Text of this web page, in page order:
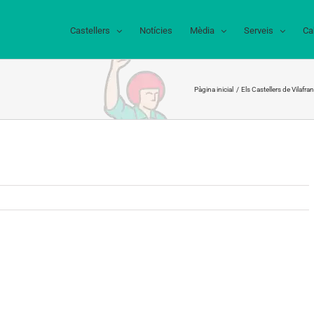
Castellers Notícies Mèdia Serveis
Pàgina inicial Els Castellers de